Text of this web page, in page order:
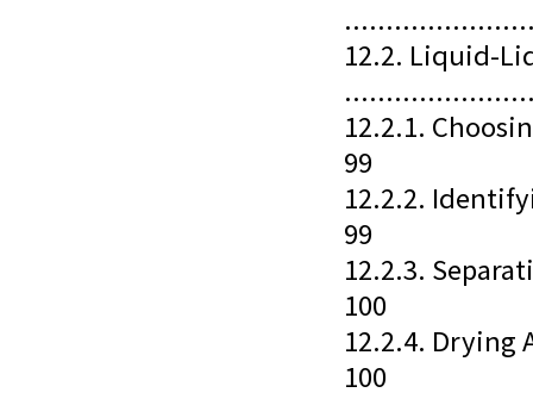
12.2. Liquid-
12.2.1.
99
12.2.2.
99
12.2.3.
100
12.2.4. Drying
100